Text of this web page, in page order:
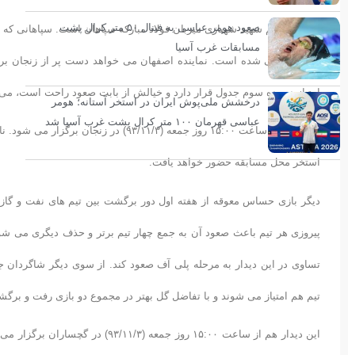
در زنجان تیم شهید شهبازی میزبان فولاد مبارکه سپاهان است. سپاهانی
امتیاز در رده سوم جدول قرار دارد و خیالش از بابت صعود راحت است، می
این دیدار از ساعت ۱۵:۰۰ روز جمعه
استخر محل مسابقه حضور خواهد یافت.
دیگر بازی حساس معوقه از هفته اول دور برگشت بین تیم های نفت و
پیروزی هر تیم باعث صعود آن به جمع چهار تیم برتر و حذف دیگری می
تساوی در این دیدار به مرحله پلی آف صعود کند. از سوی دیگر شاگردان
تیم هم امتیاز می شوند و با تفاضل گل بهتر در مجموع دو بازی رفت و
این دیدار هم از ساعت ۱۵:۰۰ روز
صعود هومر عباسی به فینال ۵۰ متر کرال پشت
مسابقات غرب آسیا
درخشش ملی‌پوش ایران در استخر آستانه؛ هومر
عباسی قهرمان ۱۰۰ متر کرال پشت غرب آسیا شد